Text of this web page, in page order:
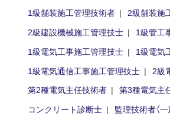
1級舗装施工管理技術者
2級舗装施
2級建設機械施工管理技士
1級管工
1級電気工事施工管理技士
1級電気
1級電気通信工事施工管理技士
2級
第2種電気主任技術者
第3種電気主
コンクリート診断士
監理技術者（一